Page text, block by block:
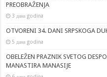
PREOBRAŽENJA
3 дана godina
OTVORENI 34. DANI SRPSKOGA
5 дана godina
OBELEŽEN PRAZNIK SVETOG
MANASTIRA MANASIJE